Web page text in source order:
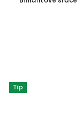
Tip